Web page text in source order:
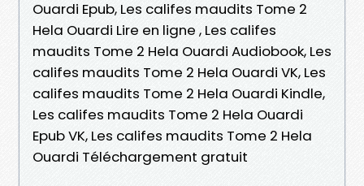
Ouardi Epub, Les califes maudits Tome 2
Hela Ouardi Lire en ligne , Les califes
maudits Tome 2 Hela Ouardi Audiobook, Les
califes maudits Tome 2 Hela Ouardi VK, Les
califes maudits Tome 2 Hela Ouardi Kindle,
Les califes maudits Tome 2 Hela Ouardi
Epub VK, Les califes maudits Tome 2 Hela
Ouardi Téléchargement gratuit